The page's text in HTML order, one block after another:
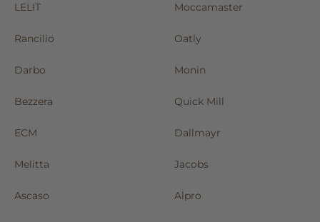
LELIT Moccamaster
Rancilio Oatly
Darbo Monin
Bezzera Quick Mill
ECM Dallmayr
Melitta Jacobs
Ascaso Alpro